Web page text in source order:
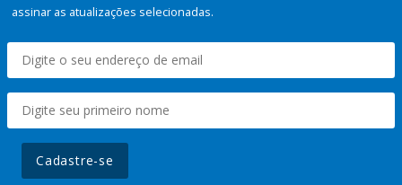
assinar as atualizações selecionadas.
Cadastre-se